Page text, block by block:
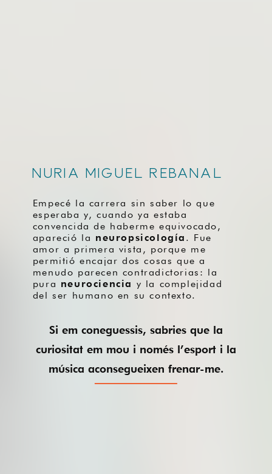
NURIA MIGUEL REBANAL
Empecé la carrera sin saber lo que
esperaba y, cuando ya estaba
convencida de haberme equivocado,
apareció la neuropsicología . Fue
amor a primera vista, porque me
permitió encajar dos cosas que a
menudo parecen contradictorias: la
pura neurociencia y la complejidad
del ser humano en su contexto.
Si em coneguessis, sabries que la
curiositat em mou i només l’esport i la
música aconsegueixen frenar-me.